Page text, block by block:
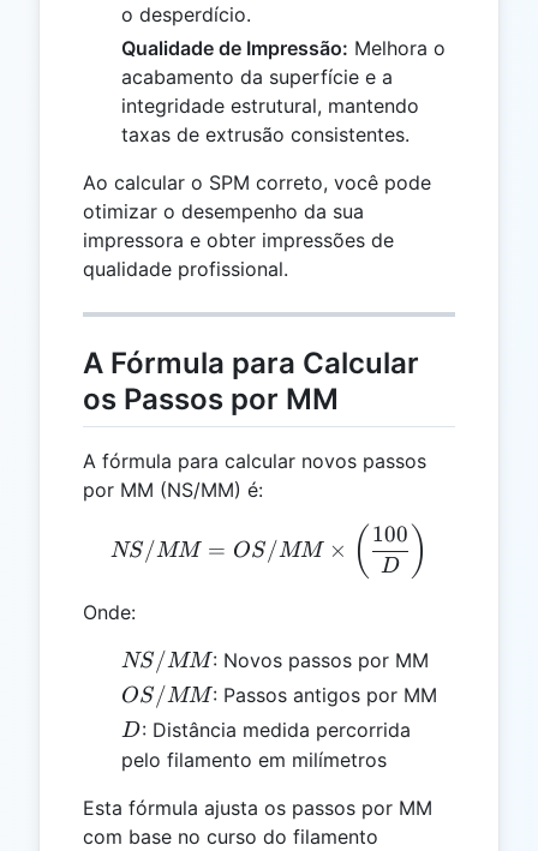
o desperdício.
Qualidade de Impressão: Melhora o
acabamento da superfície e a
integridade estrutural, mantendo
taxas de extrusão consistentes.
Ao calcular o SPM correto, você pode
otimizar o desempenho da sua
impressora e obter impressões de
qualidade profissional.
A Fórmula para Calcular
os Passos por MM
A fórmula para calcular novos passos
por MM (NS/MM) é:
NS/MM = OS/MM
NS/MM = OS/MM × ( D
100 )
Onde:
NS/MM
NS/MM: Novos passos por MM
OS/MM
OS/MM: Passos antigos por MM
D
D: Distância medida percorrida
pelo filamento em milímetros
Esta fórmula ajusta os passos por MM
com base no curso do filamento